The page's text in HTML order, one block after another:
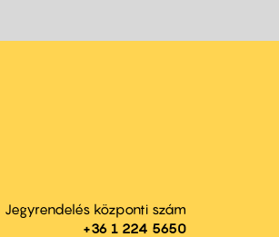
Jegyrendelés központi szám
+36 1 224 5650